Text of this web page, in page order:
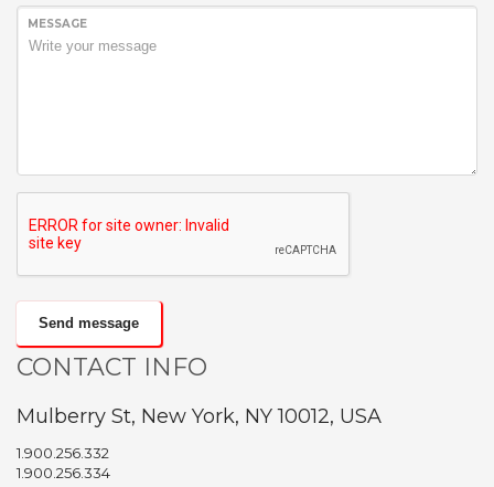
MESSAGE
Send message
CONTACT INFO
Mulberry St, New York, NY 10012, USA
1.900.256.332
1.900.256.334